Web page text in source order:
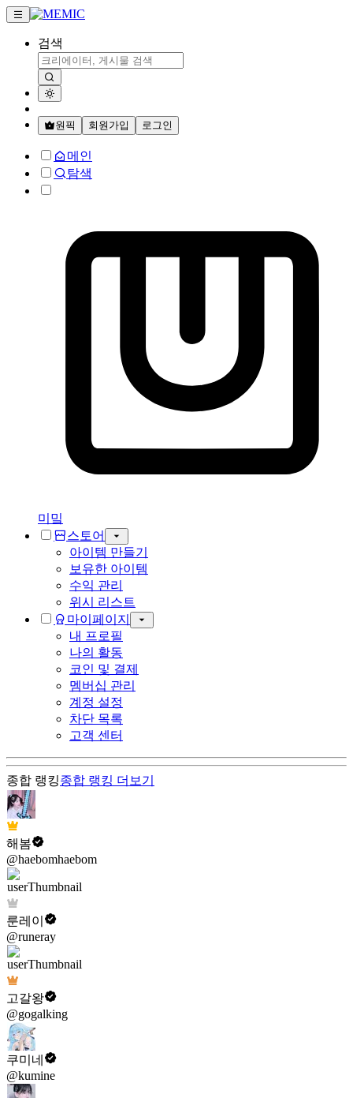
검색
원픽 회원가입 로그인
메인
탐색
미밐
스토어
아이템 만들기
보유한 아이템
수익 관리
위시 리스트
마이페이지
내 프로필
나의 활동
코인 및 결제
멤버십 관리
계정 설정
차단 목록
고객 센터
종합 랭킹종합 랭킹 더보기
해봄
@haebomhaebom
룬레이
@runeray
고갈왕
@gogalking
쿠미네
@kumine